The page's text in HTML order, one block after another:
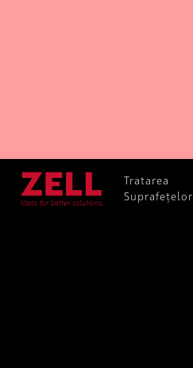
Tratarea
Suprafețelor